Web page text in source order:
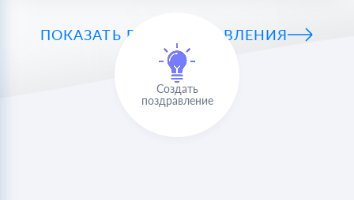
ПОКАЗАТЬ ВСЕ ПОЗДРАВЛЕНИЯ
Создать
поздравление